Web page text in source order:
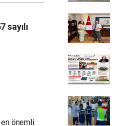
sayılı
en önemli